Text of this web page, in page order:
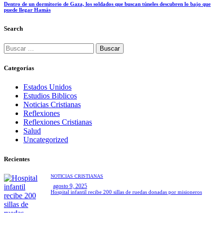
Dentro de un dormitorio de Gaza, los soldados que buscan túneles descubren lo bajo que
puede llegar Hamás
Search
Buscar:
Categorías
Estados Unidos
Estudios Biblicos
Noticias Cristianas
Reflexiones
Reflexiones Cristianas
Salud
Uncategorized
Recientes
NOTICIAS CRISTIANAS
agosto 9, 2025
Hospital infantil recibe 200 sillas de ruedas donadas por misioneros